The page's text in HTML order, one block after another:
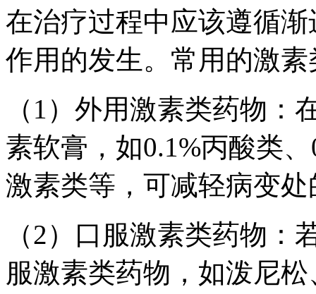
在治疗过程中应该遵循
作用的发生。常用的激
（1）外用激素类药物
素软膏，如0.1%丙酸类
激素类等，可减轻病变
（2）口服激素类药物
服激素类药物，如泼尼